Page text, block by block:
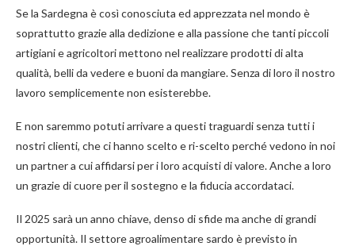
Se la Sardegna è così conosciuta ed apprezzata nel mondo è
soprattutto grazie alla dedizione e alla passione che tanti piccoli
artigiani e agricoltori mettono nel realizzare prodotti di alta
qualità, belli da vedere e buoni da mangiare. Senza di loro il nostro
lavoro semplicemente non esisterebbe.
E non saremmo potuti arrivare a questi traguardi senza tutti i
nostri clienti, che ci hanno scelto e ri-scelto perché vedono in noi
un partner a cui affidarsi per i loro acquisti di valore. Anche a loro
un grazie di cuore per il sostegno e la fiducia accordataci.
Il 2025 sarà un anno chiave, denso di sfide ma anche di grandi
opportunità. Il settore agroalimentare sardo è previsto in